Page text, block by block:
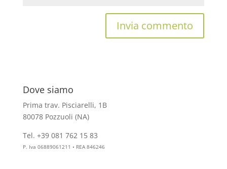
Dove siamo
Prima trav. Pisciarelli, 1B
80078 Pozzuoli (NA)
Tel. +39 081 762 15 83
P. Iva 06889061211 • REA 846246